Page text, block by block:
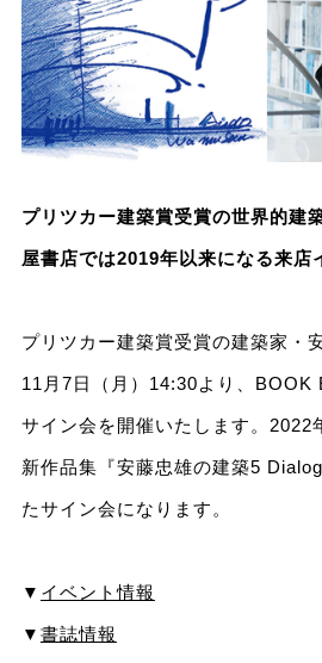
プリツカー建築賞受賞の世界的建
屋書店では2019年以来になる来店
プリツカー建築賞受賞の建築家・
11月7日（月）14:30より、BOOK
サイン会を開催いたします。2022
新作品集『安藤忠雄の建築5
たサイン会になります。
▼ イベント情報
▼ 書誌情報